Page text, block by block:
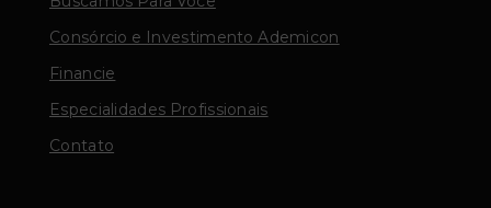
Consórcio e Investimento Ademicon
Financie
Especialidades Profissionais
Contato